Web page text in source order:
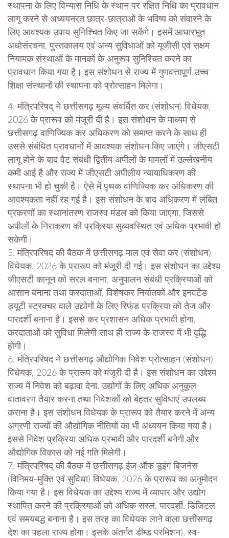
स्थापना के लिए विन्यास निधि के स्थान पर रक्षित निधि का प्रावधान
लागू करने से अध्ययनरत छात्र-छात्राओं के भविष्य को संवारने के
लिए आवश्यक उपाय सुनिश्चित किए जा सकेंगे। इसमें आधारभूत
अधोसंरचना, पुस्तकालय एवं अन्य सुविधाओं को यूजीसी एवं सक्षम
नियामक संस्थाओं के मानकों के अनुरूप सुनिश्चित करने का
प्रावधान किया गया है। इस संशोधन से राज्य में गुणवत्तापूर्ण उच्च
शिक्षा संस्थानों की स्थापना को प्रोत्साहन मिलेगा।
4. मंत्रिपरिषद् ने छत्तीसगढ़ मूल्य संवर्धित कर (संशोधन) विधेयक,
2026 के प्रारूप को मंजूरी दी है। इस संशोधन के माध्यम से
छत्तीसगढ़ वाणिज्यिक कर अधिकरण को समाप्त करने के साथ ही
उससे संबंधित प्रावधानों में आवश्यक संशोधन किए जाएंगे। जीएसटी
लागू होने के बाद वैट संबंधी द्वितीय अपीलों के मामलों में उल्लेखनीय
कमी आई है और राज्य में जीएसटी अपीलीय न्यायाधिकरण की
स्थापना भी हो चुकी है। ऐसे में पृथक वाणिज्यिक कर अधिकरण की
आवश्यकता नहीं रह गई है। इस संशोधन के बाद अधिकरण में लंबित
प्रकरणों का स्थानांतरण राजस्व मंडल को किया जाएगा, जिससे
अपीलों के निराकरण की प्रक्रिया सुव्यवस्थित एवं अधिक प्रभावी हो
सकेगी।
5. मंत्रिपरिषद की बैठक में छत्तीसगढ़ माल एवं सेवा कर (संशोधन)
विधेयक, 2026 के प्रारूप को मंजूरी दी गई। इस संशोधन का उद्देश्य
जीएसटी कानून को सरल बनाना, अनुपालन संबंधी प्रक्रियाओं को
आसान बनाना तथा करदाताओं, विशेषकर निर्यातकों और इनवर्टेड
ड्यूटी स्ट्रक्चर वाले उद्योगों के लिए रिफंड प्रक्रिया को तेज और
पारदर्शी बनाना है। इससे कर प्रशासन अधिक प्रभावी होगा,
करदाताओं को सुविधा मिलेगी साथ ही राज्य के राजस्व में भी वृद्धि
होगी।
6. मंत्रिपरिषद ने छत्तीसगढ़ औद्योगिक निवेश प्रोत्साहन (संशोधन)
विधेयक, 2026 के प्रारूप को मंजूरी दी है। इस संशोधन का उद्देश्य
राज्य में निवेश को बढ़ावा देना, उद्योगों के लिए अधिक अनुकूल
वातावरण तैयार करना तथा निवेशकों को बेहतर सुविधाएं उपलब्ध
कराना है। इस संशोधन विधेयक के प्रारूप को तैयार करने में अन्य
अग्रणी राज्यों की औद्योगिक नीतियों का भी अध्ययन किया गया है।
इससे निवेश प्रक्रिया अधिक प्रभावी और पारदर्शी बनेगी और
औद्योगिक विकास को नई गति मिलेगी।
7. मंत्रिपरिषद् की बैठक में छत्तीसगढ़ ईज ऑफ डूइंग बिजनेस
(विनिमय-मुक्ति एवं सुविधा) विधेयक, 2026 के प्रारूप का अनुमोदन
किया गया है। इस विधेयक का उद्देश्य राज्य में व्यापार और उद्योग
स्थापित करने की प्रक्रियाओं को अधिक सरल, पारदर्शी, डिजिटल
एवं समयबद्ध बनाना है। इस तरह का विधेयक लाने वाला छत्तीसगढ़
देश का पहला राज्य होगा। इसके अंतर्गत डीम्ड परमिशन), स्व-